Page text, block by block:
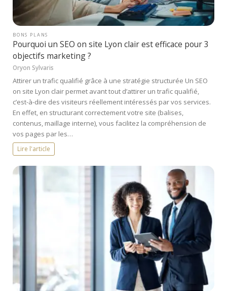
BONS PLANS
Pourquoi un SEO on site Lyon clair est efficace pour 3
objectifs marketing ?
Oryon Sylvaris
Attirer un trafic qualifié grâce à une stratégie structurée Un SEO
on site Lyon clair permet avant tout d’attirer un trafic qualifié,
c’est-à-dire des visiteurs réellement intéressés par vos services.
En effet, en structurant correctement votre site (balises,
contenus, maillage interne), vous facilitez la compréhension de
vos pages par les…
Lire l'article